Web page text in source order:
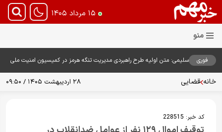
۱۵ مرداد ۱۴۰۵
فوری
سلیمی: متن اولیه طرح راهبردی مدیریت تنگه هرمز در کمیسیون امنیت ملی
خانه قضایی ۲۸ اردیبهشت ۱۴۰۵ / ۰۹:۵۰
کد خبر: 228515